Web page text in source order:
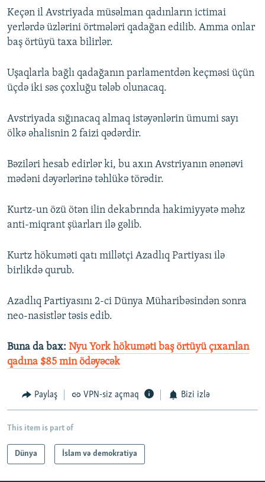
Keçən il Avstriyada müsəlman qadınların ictimai
yerlərdə üzlərini örtmələri qadağan edilib. Amma onlar
baş örtüyü taxa bilirlər.
Uşaqlarla bağlı qadağanın parlamentdən keçməsi üçün
üçdə iki səs çoxluğu tələb olunacaq.
Avstriyada sığınacaq almaq istəyənlərin ümumi sayı
ölkə əhalisnin 2 faizi qədərdir.
Bəziləri hesab edirlər ki, bu axın Avstriyanın ənənəvi
mədəni dəyərlərinə təhlükə törədir.
Kurtz-un özü ötən ilin dekabrında hakimiyyətə məhz
anti-miqrant şüarları ilə gəlib.
Kurtz hökuməti qatı millətçi Azadlıq Partiyası ilə
birlikdə qurub.
Azadlıq Partiyasını 2-ci Dünya Müharibəsindən sonra
neo-nasistlər təsis edib.
Buna da bax: Nyu York hökuməti baş örtüyü çıxarılan
qadına $85 min ödəyəcək
Paylaş VPN-siz açmaq Bizi izlə
This item is part of
Dünya İslam və demokratiya